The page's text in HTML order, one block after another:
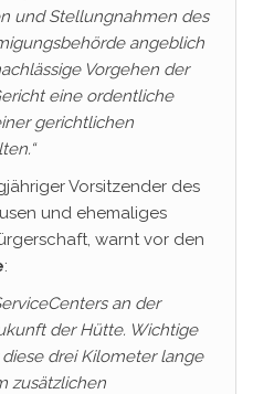
und Stellungnahmen des
angeblich
Vorgehen der
eine ordentliche
gerichtlichen
Vorsitzender des
und ehemaliges
warnt vor den
:
an der
der Hütte. Wichtige
drei Kilometer lange
zusätzlichen